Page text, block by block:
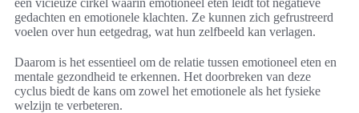
gedachten en emotionele klachten. Ze kunnen zich gefrustreerd
voelen over hun eetgedrag, wat hun zelfbeeld kan verlagen.
Daarom is het essentieel om de relatie tussen emotioneel eten en
mentale gezondheid te erkennen. Het doorbreken van deze
cyclus biedt de kans om zowel het emotionele als het fysieke
welzijn te verbeteren.